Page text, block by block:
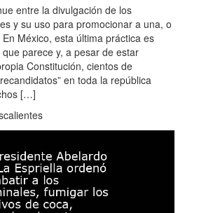
entre la divulgación de los
y su uso para promocionar a una, o
México, esta última práctica es
parece y, a pesar de estar
Constitución, cientos de
en toda la república
[…]